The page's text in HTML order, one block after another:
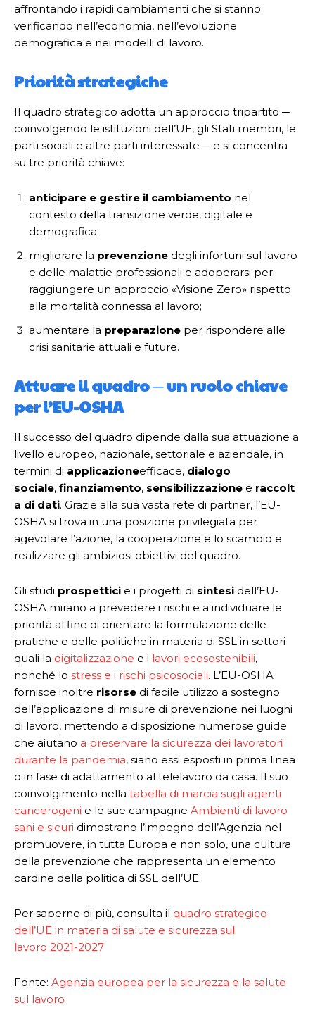
affrontando i rapidi cambiamenti che si stanno
verificando nell’economia, nell’evoluzione
demografica e nei modelli di lavoro.
Priorità strategiche
Il quadro strategico adotta un approccio tripartito ─
coinvolgendo le istituzioni dell’UE, gli Stati membri, le
parti sociali e altre parti interessate ─ e si concentra
su tre priorità chiave:
anticipare e gestire il cambiamento nel
contesto della transizione verde, digitale e
demografica;
migliorare la prevenzione degli infortuni sul lavoro
e delle malattie professionali e adoperarsi per
raggiungere un approccio «Visione Zero» rispetto
alla mortalità connessa al lavoro;
aumentare la preparazione per rispondere alle
crisi sanitarie attuali e future.
Attuare il quadro ─ un ruolo chiave
per l’EU-OSHA
Il successo del quadro dipende dalla sua attuazione a
livello europeo, nazionale, settoriale e aziendale, in
termini di applicazioneefficace, dialogo
sociale, finanziamento, sensibilizzazione e raccolt
a di dati. Grazie alla sua vasta rete di partner, l’EU-
OSHA si trova in una posizione privilegiata per
agevolare l’azione, la cooperazione e lo scambio e
realizzare gli ambiziosi obiettivi del quadro.
Gli studi prospettici e i progetti di sintesi dell’EU-
OSHA mirano a prevedere i rischi e a individuare le
priorità al fine di orientare la formulazione delle
pratiche e delle politiche in materia di SSL in settori
quali la digitalizzazione e i lavori ecosostenibili,
nonché lo stress e i rischi psicosociali. L’EU-OSHA
fornisce inoltre risorse di facile utilizzo a sostegno
dell’applicazione di misure di prevenzione nei luoghi
di lavoro, mettendo a disposizione numerose guide
che aiutano a preservare la sicurezza dei lavoratori
durante la pandemia, siano essi esposti in prima linea
o in fase di adattamento al telelavoro da casa. Il suo
coinvolgimento nella tabella di marcia sugli agenti
cancerogeni e le sue campagne Ambienti di lavoro
sani e sicuri dimostrano l’impegno dell’Agenzia nel
promuovere, in tutta Europa e non solo, una cultura
della prevenzione che rappresenta un elemento
cardine della politica di SSL dell’UE.
Per saperne di più, consulta il quadro strategico
dell’UE in materia di salute e sicurezza sul
lavoro 2021-2027
Fonte: Agenzia europea per la sicurezza e la salute
sul lavoro